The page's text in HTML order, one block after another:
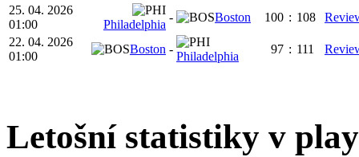
25. 04. 2026
01:00
Philadelphia
- Boston 100 : 108
22. 04. 2026
01:00
Boston -
Philadelphia
97 : 111
Letošní statistiky v